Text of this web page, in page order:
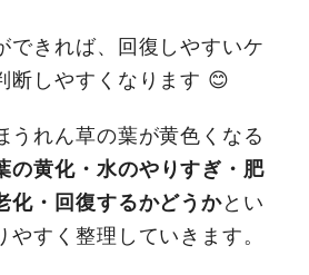
できれば、回復しやすいケ
断しやすくなります 😊
うれん草の葉が黄色くなる
の黄化・水のやりすぎ・肥
化・回復するかどうかとい
やすく整理していきます。